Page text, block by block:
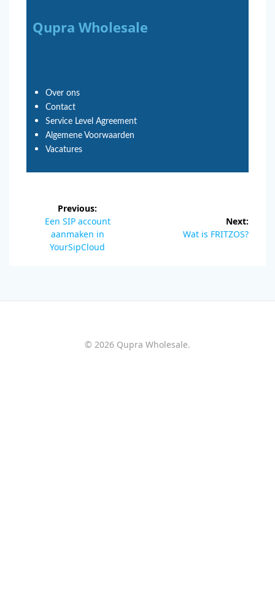
Qupra Wholesale
Over ons
Contact
Service Level Agreement
Algemene Voorwaarden
Vacatures
Previous:
Een SIP account
aanmaken in
YourSipCloud
Next:
Wat is FRITZOS?
© 2026 Qupra Wholesale.